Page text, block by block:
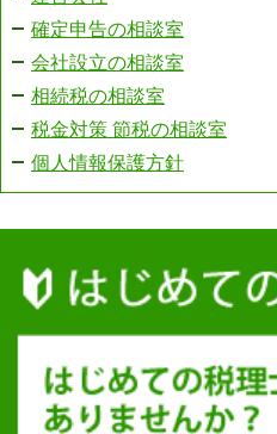
確定申告の相談室
会社設立の相談室
相続税の相談室
税金対策 節税の相談室
個人情報保護方針